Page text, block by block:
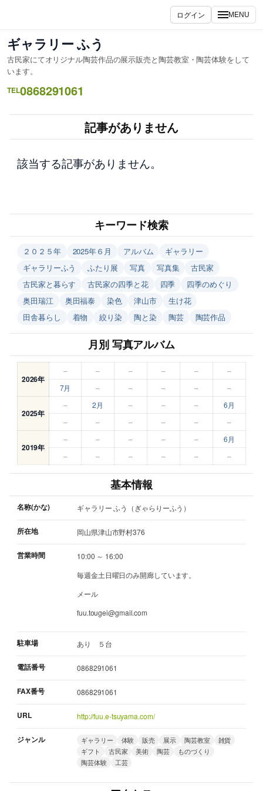
ス
キ
ッ
プ
ログイン MENU
ギャラリー ふう
古民家にてオリジナル陶芸作品の展示販売と陶芸教室・陶芸体験をして
います。
TEL0868291061
記事がありません
該当する記事がありません。
キーワード検索
２０２５年 2025年６月 アルバム
ギャラリー
ギャラリーふう
ふたり展 写真 写真集
古民家
古民家と暮らす
古民家の四季と花 四季
四季のめぐり
奥田瑞江
奥田福泰 染色 津山市
生け花
田舎暮らし
着物 絞り染 陶と染 陶芸 陶芸作品
月別 写真アルバム
2026年
– – – – –
–
7月
– – – – –
2025年
– 2月 – – –
6月
–
– – – – –
2019年
– – – – –
6月
–
– – – – –
基本情報
名称(かな) ギャラリー ふう（ぎゃらりーふう）
所在地 岡山県津山市野村376
営業時間
10:00 ～ 16:00
毎週金土日曜日のみ開廊しています。
メール
fuu.tougei@gmail.com
駐車場 あり ５台
電話番号 0868291061
FAX番号 0868291061
URL http://fuu.e-tsuyama.com/
ジャンル ギャラリー 体験 販売 展示 陶芸教室
雑貨
ギフト
古民家 美術 陶芸
ものづくり
陶芸体験
工芸